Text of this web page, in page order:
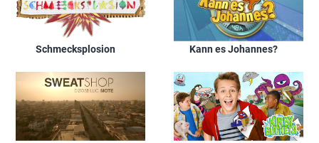
Schmecksplosion Kann es Johannes?